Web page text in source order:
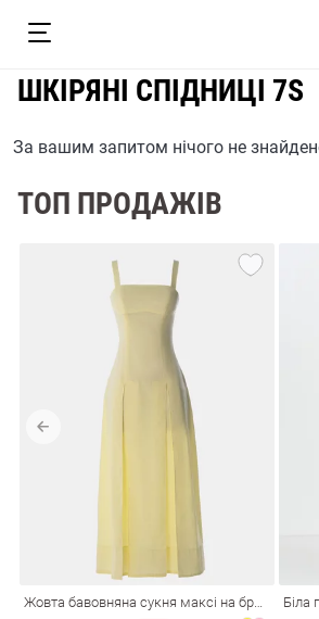
На
ШКІРЯНІ СПІДНИЦІ 7S
За вашим запитом нічого не
ТОП ПРОДАЖІВ
Біла